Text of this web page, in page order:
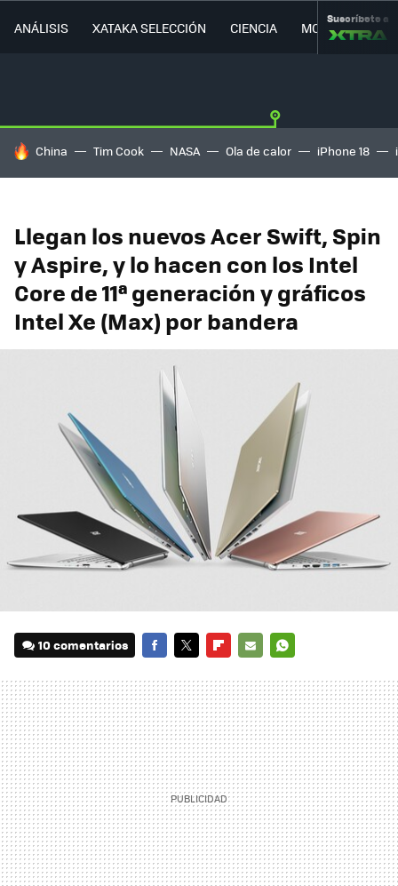
ANÁLISIS XATAKA SELECCIÓN CIENCIA MOVILIDAD
Suscríbete a
HOY SE HABLA DE
China Tim Cook NASA Ola de calor iPhone 18
Llegan los nuevos Acer Swift, Spin
y Aspire, y lo hacen con los Intel
Core de 11ª generación y gráficos
Intel Xe (Max) por bandera
10 comentarios
MAIL